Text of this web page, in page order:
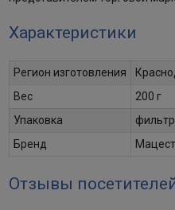
Характеристики
Регион изготовления
Вес
200 г
Упаковка
Бренд
Отзывы